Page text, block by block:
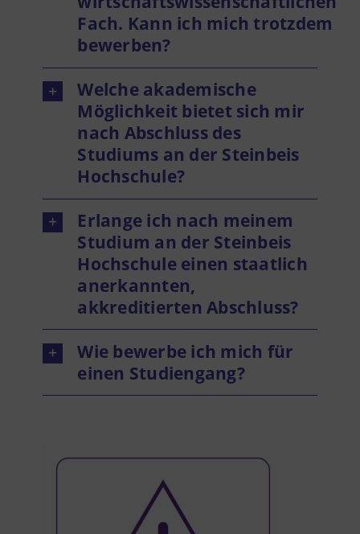
Fach. Kann ich mich trotzdem
bewerben?
Welche akademische
Möglichkeit bietet sich mir
nach Abschluss des
Studiums an der Steinbeis
Hochschule?
Erlange ich nach meinem
Studium an der Steinbeis
Hochschule einen staatlich
anerkannten,
akkreditierten Abschluss?
Wie bewerbe ich mich für
einen Studiengang?